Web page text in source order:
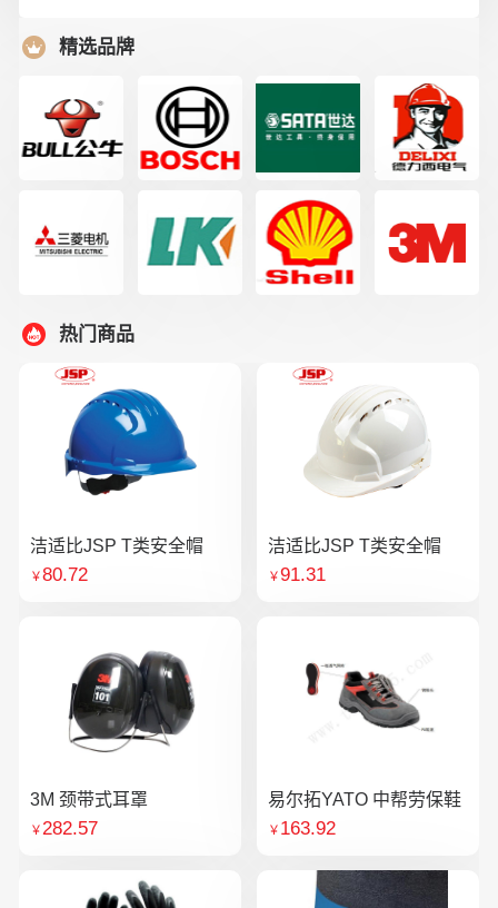
精选品牌
热门商品
洁适比JSP T类安全帽
￥80.72
洁适比JSP T类安全帽
￥91.31
3M 颈带式耳罩
￥282.57
易尔拓YATO 中帮劳保鞋
￥ 163.92